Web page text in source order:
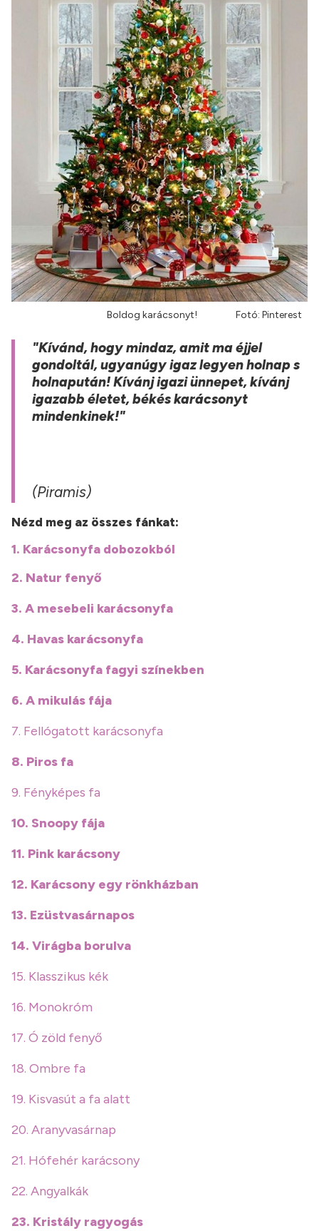
Boldog karácsonyt! Fotó: Pinterest
"Kívánd, hogy mindaz, amit ma éjjel
gondoltál, ugyanúgy igaz legyen holnap s
holnapután! Kívánj igazi ünnepet, kívánj
igazabb életet, békés karácsonyt
mindenkinek!"
(Piramis)
Nézd meg az összes fánkat:
1. Karácsonyfa dobozokból
2. Natur fenyő
3. A mesebeli karácsonyfa
4. Havas karácsonyfa
5. Karácsonyfa fagyi színekben
6. A mikulás fája
7. Fellógatott karácsonyfa
8. Piros fa
9. Fényképes fa
10. Snoopy fája
11. Pink karácsony
12. Karácsony egy rönkházban
13. Ezüstvasárnapos
14. Virágba borulva
15. Klasszikus kék
16. Monokróm
17. Ó zöld fenyő
18. Ombre fa
19. Kisvasút a fa alatt
20. Aranyvasárnap
21. Hófehér karácsony
22. Angyalkák
23. Kristály ragyogás